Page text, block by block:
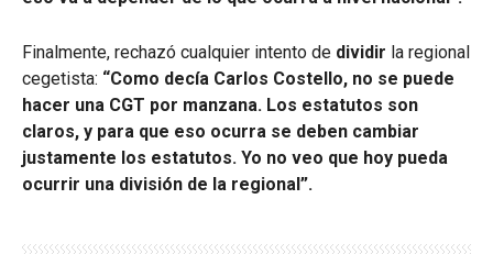
Finalmente, rechazó cualquier intento de dividir la regional
cegetista: “Como decía Carlos Costello, no se puede
hacer una CGT por manzana. Los estatutos son
claros, y para que eso ocurra se deben cambiar
justamente los estatutos. Yo no veo que hoy pueda
ocurrir una división de la regional”.